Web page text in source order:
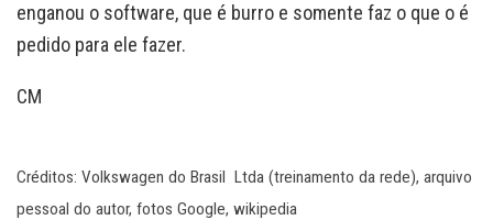
enganou o software, que é burro e somente faz o que o é
pedido para ele fazer.
CM
Créditos: Volkswagen do Brasil Ltda (treinamento da rede), arquivo
pessoal do autor, fotos Google, wikipedia